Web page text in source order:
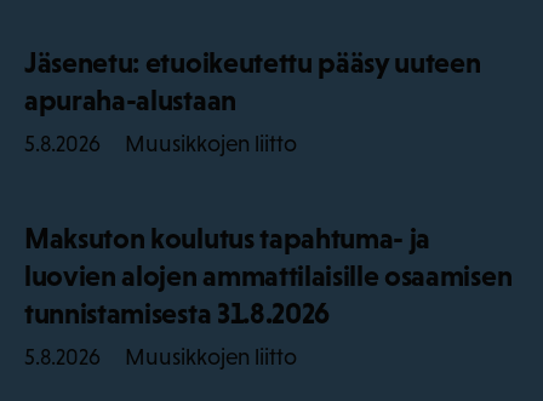
Jäsenetu: etuoikeutettu pääsy uuteen
apuraha-alustaan
5.8.2026 Muusikkojen liitto
Maksuton koulutus tapahtuma- ja
luovien alojen ammattilaisille osaamisen
tunnistamisesta 31.8.2026
5.8.2026 Muusikkojen liitto